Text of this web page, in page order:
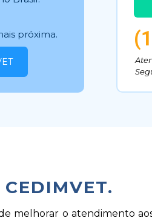
próxima.
melhorar o atendimento